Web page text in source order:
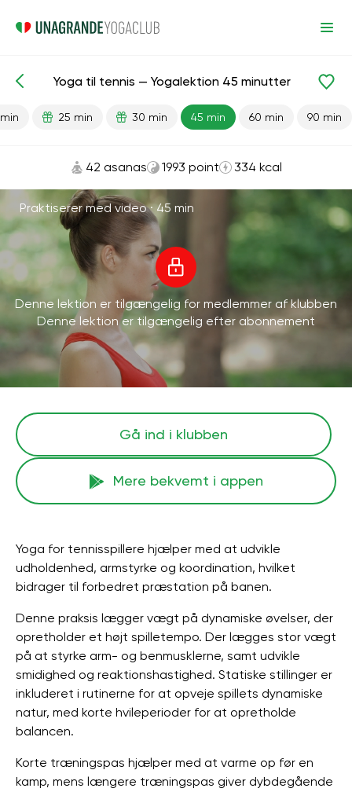
Færdiglavede lektioner Sport
Yoga til tennis — Yogalektion 45 minutter
25 min 30 min 45 min 60 min 90 min
42 asanas 1993 point 334 kcal
Praktiserer med video ·45 min
Denne lektion er tilgængelig for medlemmer af klubben
Denne lektion er tilgængelig efter abonnement
Gå ind i klubben
Mere bekvemt i appen
Yoga for tennisspillere hjælper med at udvikle
udholdenhed, armstyrke og koordination, hvilket
bidrager til forbedret præstation på banen.
Denne praksis lægger vægt på dynamiske øvelser, der
opretholder et højt spilletempo. Der lægges stor vægt
på at styrke arm- og benmusklerne, samt udvikle
smidighed og reaktionshastighed. Statiske stillinger er
inkluderet i rutinerne for at opveje spillets dynamiske
natur, med korte hvileperioder for at opretholde
balancen.
Korte træningspas hjælper med at varme op før en
kamp, ​​mens længere træningspas giver dybdegående